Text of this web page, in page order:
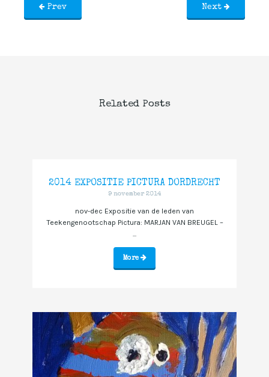
Prev Next
Related Posts
2014 EXPOSITIE PICTURA DORDRECHT
9 november 2014
nov-dec Expositie van de leden van
Teekengenootschap Pictura: MARJAN VAN BREUGEL –
...
More